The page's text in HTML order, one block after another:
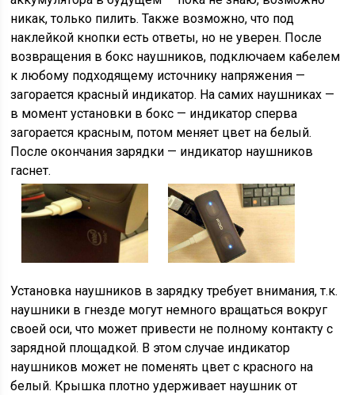
никак, только пилить. Также возможно, что под
наклейкой кнопки есть ответы, но не уверен. После
возвращения в бокс наушников, подключаем кабелем
к любому подходящему источнику напряжения —
загорается красный индикатор. На самих наушниках —
в момент установки в бокс — индикатор сперва
загорается красным, потом меняет цвет на белый.
После окончания зарядки — индикатор наушников
гаснет.
Установка наушников в зарядку требует внимания, т.к.
наушники в гнезде могут немного вращаться вокруг
своей оси, что может привести не полному контакту с
зарядной площадкой. В этом случае индикатор
наушников может не поменять цвет с красного на
белый. Крышка плотно удерживает наушник от